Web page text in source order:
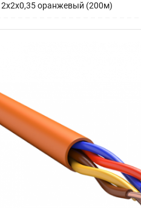
оранжевый (200м)